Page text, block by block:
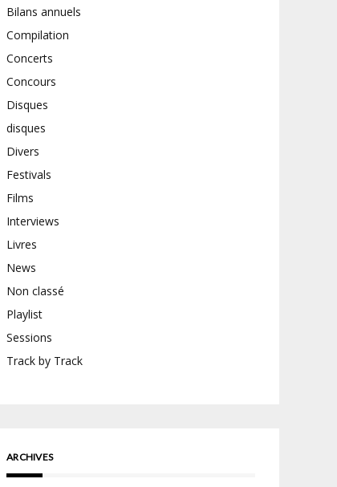
Bilans annuels
Compilation
Concerts
Concours
Disques
disques
Divers
Festivals
Films
Interviews
Livres
News
Non classé
Playlist
Sessions
Track by Track
ARCHIVES